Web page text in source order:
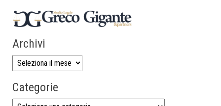
Archivi
Categorie